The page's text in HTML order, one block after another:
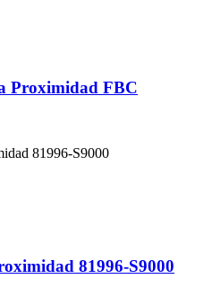
Proximidad FBC
81996-S9000